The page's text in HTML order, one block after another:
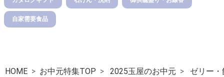
自家需要食品
HOME お中元特集TOP 2025玉屋のお中元 ゼリー